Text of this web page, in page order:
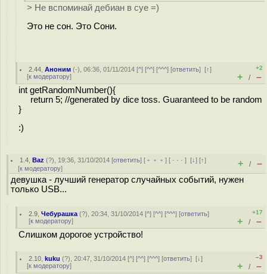
> Не вспоминай дебиан в суе =)
Это не сон. Это Сони.
2.44 ,Аноним (-), 06:36, 01/11/2014 [^] [^^] [^^^] [ответить][↑]
[к модератору]
+2
+ / –
int getRandomNumber(){
return 5; //generated by dice toss. Guaranteed to be random
}
:)
1.4 ,Baz (?), 19:36, 31/10/2014 [ответить] [ ﹢﹢﹢] [ · · ·][↓] [↑]
[к модератору] + / –
девушка - лучший генератор случайных событий, нужен
только USB...
2.9 ,Чебурашка (?), 20:34, 31/10/2014 [^] [^^] [^^^] [ответить]
[к модератору]
+17
+ / –
Слишком дорогое устройство!
2.10 ,kuku (?), 20:47, 31/10/2014 [^] [^^] [^^^] [ответить][↓]
[к модератору]
–3
+ / –